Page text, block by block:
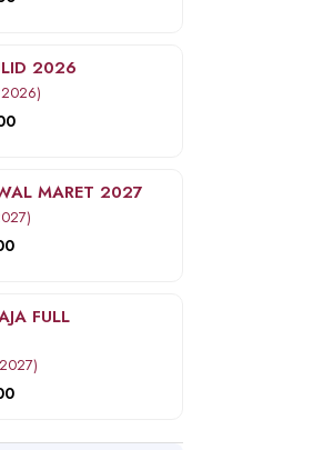
2026
MARET 2027
FULL